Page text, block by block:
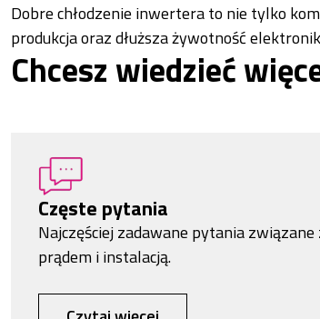
Dobre chłodzenie inwertera to nie tylko
produkcja oraz dłuższa żywotność
Chcesz wiedzieć
Częste pytania
Najczęściej zadawane pytania związane
prądem i instalacją.